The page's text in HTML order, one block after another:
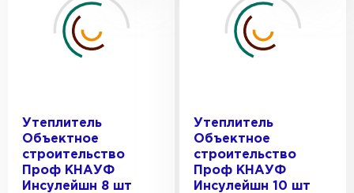
Утеплитель
Объектное
строительство
Проф КНАУФ
Инсулейшн 8 шт
Утеплитель
Объектное
строительство
Проф КНАУФ
Инсулейшн 10 шт
Утеплитель Технониколь
Утеплитель Юматекс Термо